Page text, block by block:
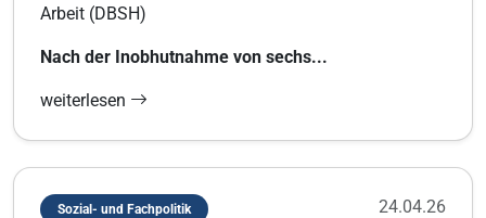
Arbeit (DBSH)
Nach der Inobhutnahme von sechs...
weiterlesen
Sozial- und Fachpolitik 24.04.26